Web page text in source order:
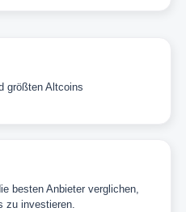
größten Altcoins
besten Anbieter verglichen,
zu investieren.